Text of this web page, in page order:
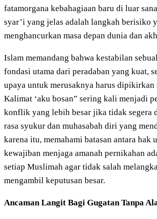
fatamorgana kebahagiaan baru di luar
syar’i yang jelas adalah langkah berisiko
menghancurkan masa depan dunia dan
Islam memandang bahwa kestabilan
fondasi utama dari peradaban yang kuat,
upaya untuk merusaknya harus dipikirkan
Kalimat ‘aku bosan” sering kali menjadi
konflik yang lebih besar jika tidak segera
rasa syukur dan muhasabah diri yang
karena itu, memahami batasan antara hak
kewajiban menjaga amanah pernikahan
setiap Muslimah agar tidak salah
mengambil keputusan besar.
Ancaman Langit Bagi Gugatan Tanpa